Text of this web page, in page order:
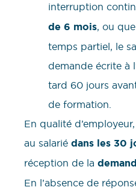
interruption
de 6 mois, ou
temps partiel, le
demande écrite à
tard 60 jours
de formation.
En qualité
au salarié dans les 30
réception de la
En l’absence de